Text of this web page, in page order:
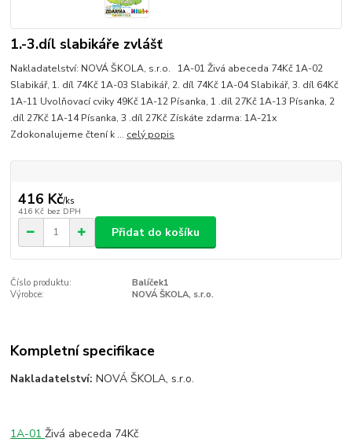
1.-3.díl slabikáře zvlášť
Nakladatelství: NOVÁ ŠKOLA, s.r.o. 1A-01 Živá abeceda 74Kč 1A-02
Slabikář, 1. díl 74Kč 1A-03 Slabikář, 2. díl 74Kč 1A-04 Slabikář, 3. díl 64Kč
1A-11 Uvolňovací cviky 49Kč 1A-12 Písanka, 1 .díl 27Kč 1A-13 Písanka, 2
.díl 27Kč 1A-14 Písanka, 3 .díl 27Kč Získáte zdarma: 1A-21x
Zdokonalujeme čtení k ... celý popis
416 Kč/ks
416 Kč bez DPH
Přidat do košíku
Číslo produktu:
Balíček1
Výrobce:
NOVÁ ŠKOLA, s.r.o.
Kompletní specifikace
Nakladatelství:NOVÁ ŠKOLA, s.r.o.
1A-01Živá abeceda 74Kč